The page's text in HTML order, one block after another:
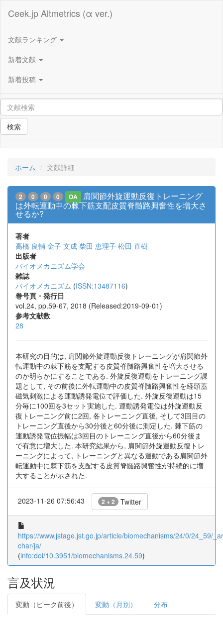
Ceek.jp Altmetrics (α ver.)
文献ランキング
新着文献
新着投稿
検索
ホーム 文献詳細
2 0 0 0 OA
肩関節外旋運動反復トレーニング
は外転運動中の棘下筋支配皮質脊髄路興奮性を増大さ
せるか?
著者
高橋 良輔 金子 文成 柴田 恵理子 松田 直樹
出版者
バイオメカニズム学会
雑誌
バイオメカニズム (ISSN:13487116)
巻号頁・発行日
vol.24, pp.59-67, 2018 (Released:2019-09-01)
参考文献数
28
本研究の目的は, 肩関節外旋運動反復トレーニングが肩関節外
転運動中の棘下筋を支配する皮質脊髄路興奮性を増大させる
のか明らかにすることである. 外旋反復運動をトレーニング課
題として, その前後に外転運動中の皮質脊髄路興奮性を経頭蓋
磁気刺激による運動誘発電位で評価した. 外旋反復運動は15
分毎に100回を3セット実施した. 運動誘発電位は外旋運動反
復トレーニング前に2回, 各トレーニング直後, そして3回目の
トレーニング直後から30分後と60分後に測定した. 棘下筋の
運動誘発電位振幅は3回目のトレーニング直後から60分後ま
で有意に増大した. 本研究結果から, 肩関節外旋運動反復トレ
ーニングによって, トレーニングと異なる運動である肩関節外
転運動中に棘下筋を支配する皮質脊髄路興奮性が持続的に増
大することが示された.
2023-11-26 07:56:43 2 + 2 Twitter
https://www.jstage.jst.go.jp/article/biomechanisms/24/0/24_59/
char/ja/
(info:doi/10.3951/biomechanisms.24.59)
言及状況
変動（ピーク前後） 変動（月別） 分布